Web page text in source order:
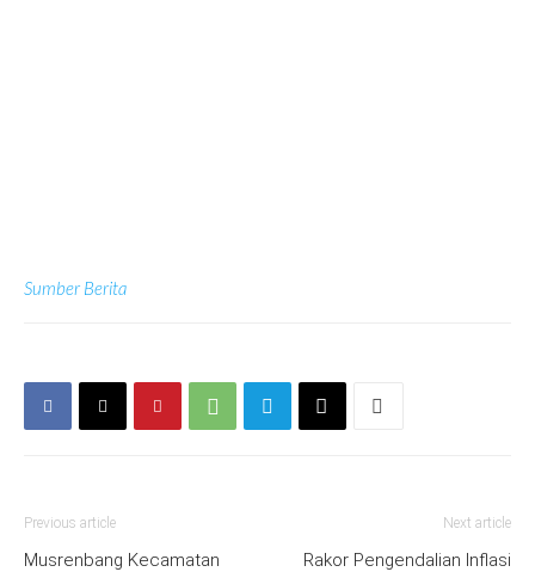
Sumber Berita
Previous article
Musrenbang Kecamatan
Next article
Rakor Pengendalian Inflasi